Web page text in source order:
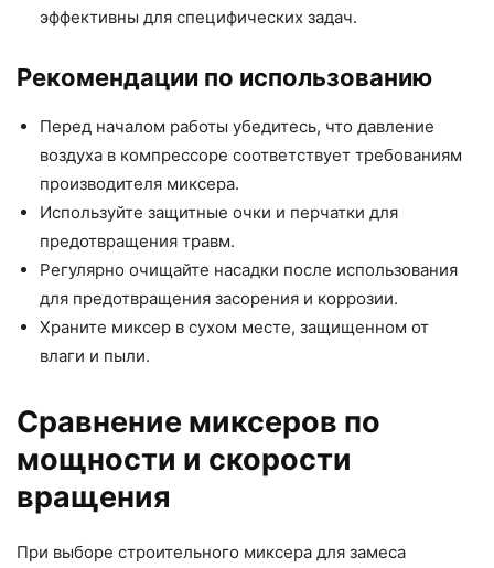
эффективны для специфических задач.
Рекомендации по использованию
Перед началом работы убедитесь, что давление
воздуха в компрессоре соответствует требованиям
производителя миксера.
Используйте защитные очки и перчатки для
предотвращения травм.
Регулярно очищайте насадки после использования
для предотвращения засорения и коррозии.
Храните миксер в сухом месте, защищенном от
влаги и пыли.
Сравнение миксеров по
мощности и скорости
вращения
При выборе строительного миксера для замеса